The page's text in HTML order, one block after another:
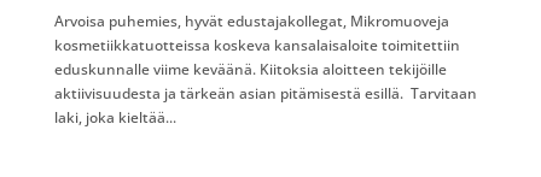
Arvoisa puhemies, hyvät edustajakollegat, Mikromuoveja
kosmetiikkatuotteissa koskeva kansalaisaloite toimitettiin
eduskunnalle viime keväänä. Kiitoksia aloitteen tekijöille
aktiivisuudesta ja tärkeän asian pitämisestä esillä. Tarvitaan
laki, joka kieltää...